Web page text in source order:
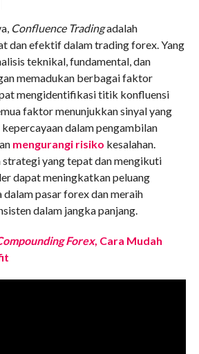
Confluence Tradingadalah
dan efektif dalam trading forex. Yang
teknikal, fundamental, dan
memadukan berbagai faktor
mengidentifikasi titik konfluensi
faktor menunjukkan sinyal yang
dalam pengambilan
mengurangi risiko kesalahan.
strategi yang tepat dan mengikuti
dapat meningkatkan peluang
pasar forex dan meraih
dalam jangka panjang.
Forex, Cara Mudah